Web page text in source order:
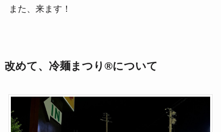
また、来ます！
改めて、冷麺まつり®️について